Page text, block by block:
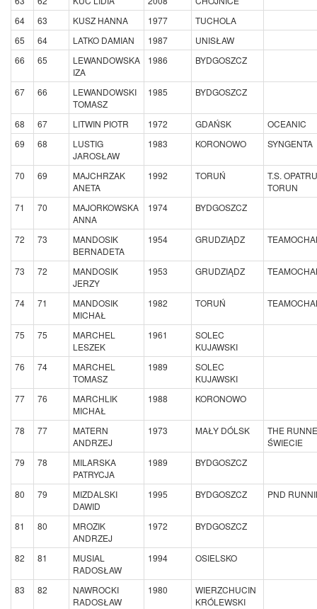
64
63 KUSZ HANNA 1977
TUCHOLA
65
64 LATKO DAMIAN 1987
UNISŁAW
66
65
LEWANDOWSKA
IZA
1986 BYDGOSZCZ
67 66
LEWANDOWSKI
TOMASZ
1985 BYDGOSZCZ
68 67 LITWIN PIOTR 1972 GDAŃSK
OCEANIC
69
68
LUSTIG
JAROSŁAW
1983 KORONOWO SYNGENTA
70 69
MAJCHRZAK
ANETA
1992 TORUŃ
T.S.
TORUN
71
70
MAJORKOWSKA
ANNA
1974 BYDGOSZCZ
72 73
MANDOSIK
BERNADETA
1954 GRUDZIĄDZ
73 72
MANDOSIK
JERZY
1953 GRUDZIĄDZ
74 71
MANDOSIK
MICHAŁ
1982 TORUŃ
75 75
MARCHEL
LESZEK
1961
SOLEC
KUJAWSKI
76
74
MARCHEL
TOMASZ
1989
SOLEC
KUJAWSKI
77
76
MARCHLIK
MICHAŁ
1988 KORONOWO
78 77
MATERN
ANDRZEJ
1973 MAŁY DÓLSK
THE
ŚWIECIE
79
78
MILARSKA
PATRYCJA
1989 BYDGOSZCZ
80 79
MIZDALSKI
DAWID
1995 BYDGOSZCZ PND
81 80
MROZIK
ANDRZEJ
1972 BYDGOSZCZ
82 81
MUSIAL
RADOSŁAW
1994 OSIELSKO
83 82
NAWROCKI
RADOSŁAW
1980
WIERZCHUCIN
KRÓLEWSKI